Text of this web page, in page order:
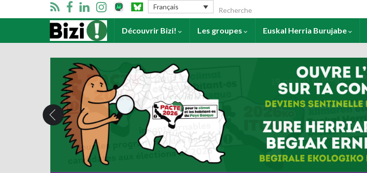
Français Search for:
Accueil Découvrir Bizi! Les groupes Euskal Herria Burujabe